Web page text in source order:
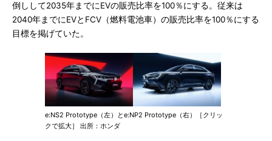
倒しして2035年までにEVの販売比率を100％にする。従来は
2040年までにEVとFCV（燃料電池車）の販売比率を100％にする
目標を掲げていた。
e:NS2 Prototype（左）とe:NP2 Prototype（右）［クリッ
クで拡大］ 出所：ホンダ